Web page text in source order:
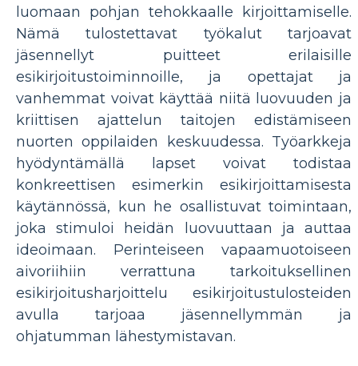
luomaan pohjan tehokkaalle kirjoittamiselle.
Nämä tulostettavat työkalut tarjoavat
jäsennellyt puitteet erilaisille
esikirjoitustoiminnoille, ja opettajat ja
vanhemmat voivat käyttää niitä luovuuden ja
kriittisen ajattelun taitojen edistämiseen
nuorten oppilaiden keskuudessa. Työarkkeja
hyödyntämällä lapset voivat todistaa
konkreettisen esimerkin esikirjoittamisesta
käytännössä, kun he osallistuvat toimintaan,
joka stimuloi heidän luovuuttaan ja auttaa
ideoimaan. Perinteiseen vapaamuotoiseen
aivoriihiin verrattuna tarkoituksellinen
esikirjoitusharjoittelu esikirjoitustulosteiden
avulla tarjoaa jäsennellymmän ja
ohjatumman lähestymistavan.